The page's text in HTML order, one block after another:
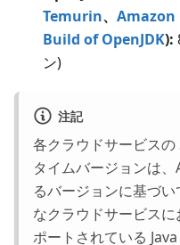
Temurin、
Build of OpenJDK):
ン)
注記
各クラウドサービス
タイムバージョンは
るバージョンに基づ
なクラウドサービス
ポートされている